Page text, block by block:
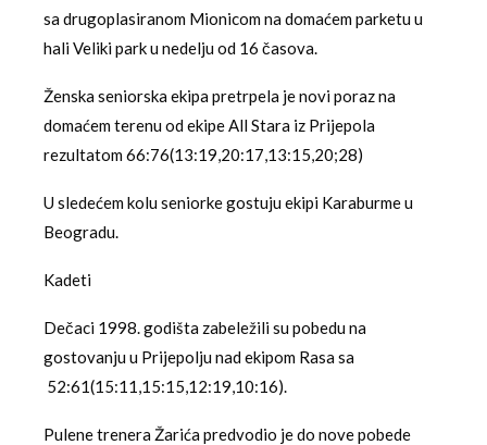
sa drugoplasiranom Mionicom na domaćem parketu u
hali Veliki park u nedelju od 16 časova.
Ženska seniorska ekipa pretrpela je novi poraz na
domaćem terenu od ekipe All Stara iz Prijepola
rezultatom 66:76(13:19,20:17,13:15,20;28)
U sledećem kolu seniorke gostuju ekipi Karaburme u
Beogradu.
Kadeti
Dečaci 1998. godišta zabeležili su pobedu na
gostovanju u Prijepolju nad ekipom Rasa sa
52:61(15:11,15:15,12:19,10:16).
Pulene trenera Žarića predvodio je do nove pobede